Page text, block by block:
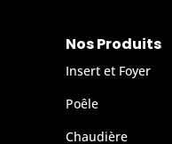
Nos Produits
Insert et Foyer
Poêle
Chaudière